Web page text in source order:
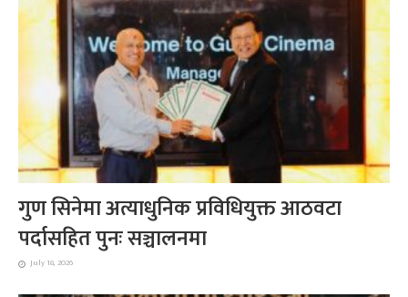
गुण सिनेमा अत्याधुनिक प्रविधियुक्त आठवटा
पर्दासहित पुनः सञ्चालनमा
July 18, 2026